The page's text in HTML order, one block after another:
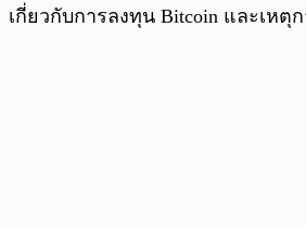
เกี่ยวกับการลงทุน Bitcoin และเห